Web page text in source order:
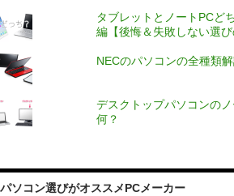
タブレットとノートPCど
編【後悔＆失敗しない選び
NECのパソコンの全種類解
デスクトップパソコンの
何？
パソコン選びがオススメPCメーカー